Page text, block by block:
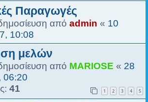
Παραγωγές
από admin « 10
10:08
μελών
από MARIOSE « 28
06:20
41 1 2 3 4 5